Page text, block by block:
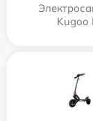
Kugoo